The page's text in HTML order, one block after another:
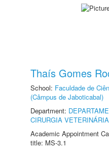
Thaís Gomes
School: Faculdade de
(Câmpus de Jaboticabal)
Department:
CIRURGIA VETERINÁRIA
Academic Appointment
title: MS-3.1